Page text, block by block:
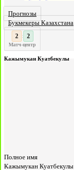
Прогнозы
Букмекеры Казахстана
3 : 2
Матч-центр
Кажымукан Куатбекулы
Полное имя
Кажымукан Куатбекулы